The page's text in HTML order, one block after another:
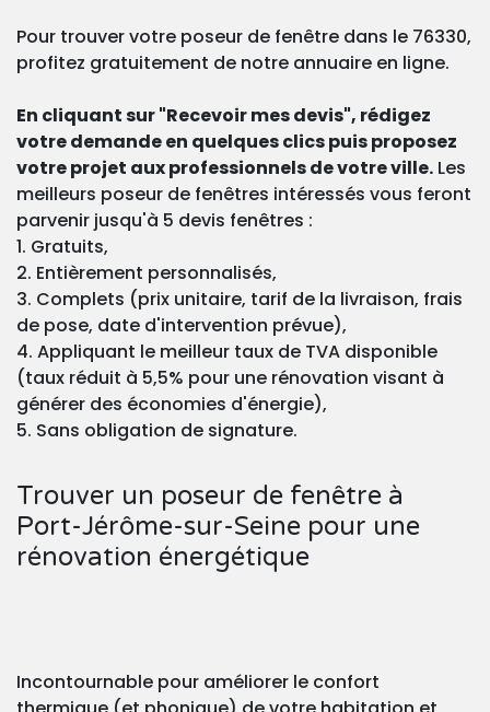
Pour trouver votre poseur de fenêtre dans le 76330,
profitez gratuitement de notre annuaire en ligne.
En cliquant sur "Recevoir mes devis", rédigez
votre demande en quelques clics puis proposez
votre projet aux professionnels de votre ville. Les
meilleurs poseur de fenêtres intéressés vous feront
parvenir jusqu'à 5 devis fenêtres :
1. Gratuits,
2. Entièrement personnalisés,
3. Complets (prix unitaire, tarif de la livraison, frais
de pose, date d'intervention prévue),
4. Appliquant le meilleur taux de TVA disponible
(taux réduit à 5,5% pour une rénovation visant à
générer des économies d'énergie),
5. Sans obligation de signature.
Trouver un poseur de fenêtre à
Port-Jérôme-sur-Seine pour une
rénovation énergétique
Incontournable pour améliorer le confort